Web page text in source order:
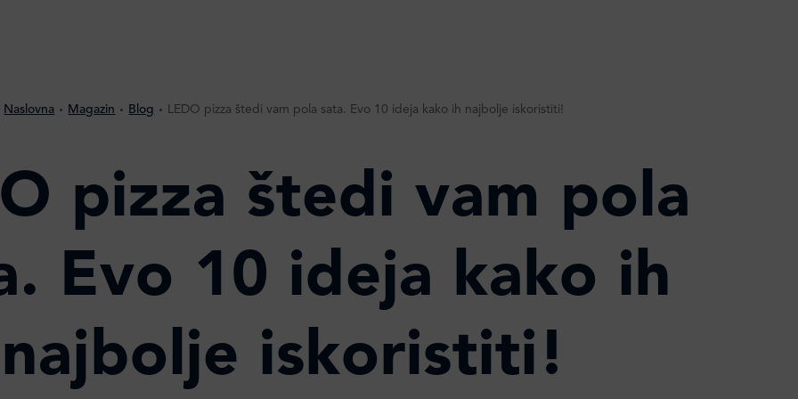
Naslovna Magazin Blog LEDO pizza štedi vam pola sata. Evo 10 ideja kako ih najbolje iskoristiti!
pizza štedi vam pola
Evo 10 ideja kako ih
najbolje iskoristiti!